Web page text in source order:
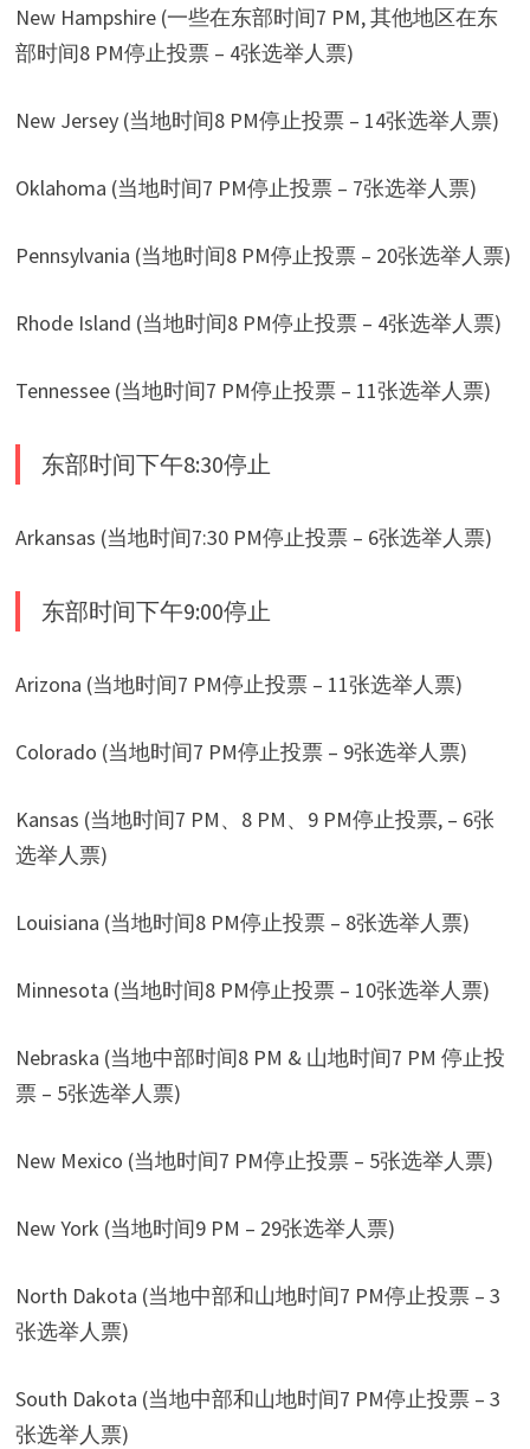
New Hampshire (一些在东部时间7 PM, 其他地区在东
部时间8 PM停止投票 – 4张选举人票)
New Jersey (当地时间8 PM停止投票 – 14张选举人票)
Oklahoma (当地时间7 PM停止投票 – 7张选举人票)
Pennsylvania (当地时间8 PM停止投票 – 20张选举人票)
Rhode Island (当地时间8 PM停止投票 – 4张选举人票)
Tennessee (当地时间7 PM停止投票 – 11张选举人票)
东部时间下午8:30停止
Arkansas (当地时间7:30 PM停止投票 – 6张选举人票)
东部时间下午9:00停止
Arizona (当地时间7 PM停止投票 – 11张选举人票)
Colorado (当地时间7 PM停止投票 – 9张选举人票)
Kansas (当地时间7 PM、8 PM、9 PM停止投票, – 6张
选举人票)
Louisiana (当地时间8 PM停止投票 – 8张选举人票)
Minnesota (当地时间8 PM停止投票 – 10张选举人票)
Nebraska (当地中部时间8 PM & 山地时间7 PM 停止投
票 – 5张选举人票)
New Mexico (当地时间7 PM停止投票 – 5张选举人票)
New York (当地时间9 PM – 29张选举人票)
North Dakota (当地中部和山地时间7 PM停止投票 – 3
张选举人票)
South Dakota (当地中部和山地时间7 PM停止投票 – 3
张选举人票)